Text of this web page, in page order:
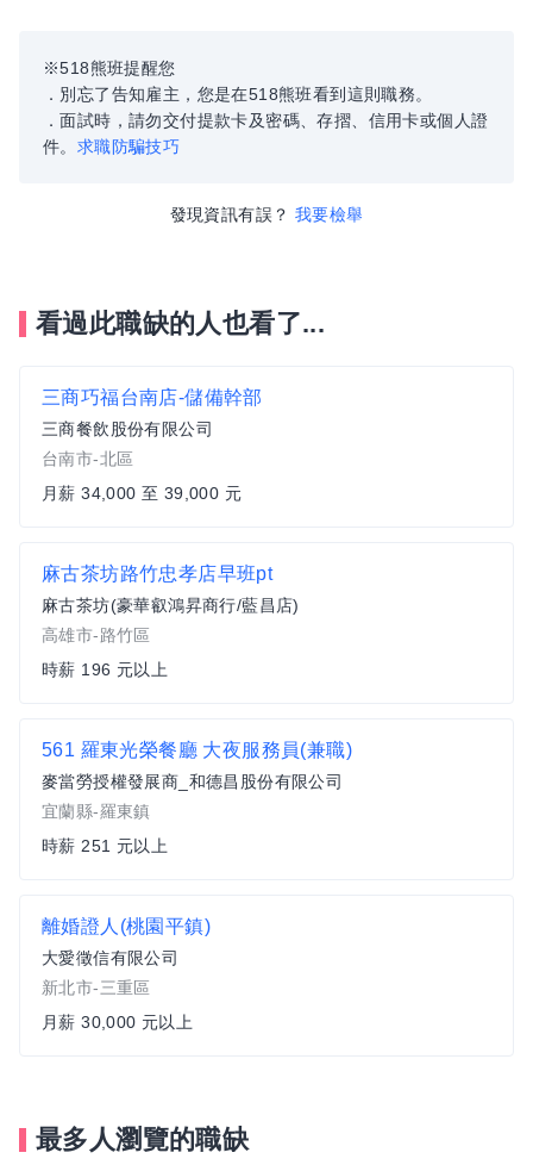
※518熊班提醒您
．別忘了告知雇主，您是在518熊班看到這則職務。
．面試時，請勿交付提款卡及密碼、存摺、信用卡或個人證
件。 求職防騙技巧
發現資訊有誤？ 我要檢舉
看過此職缺的人也看了...
三商巧福台南店-儲備幹部
三商餐飲股份有限公司
台南市-北區
月薪 34,000 至 39,000 元
麻古茶坊路竹忠孝店早班pt
麻古茶坊(豪華叡鴻昇商行/藍昌店)
高雄市-路竹區
時薪 196 元以上
561 羅東光榮餐廳 大夜服務員(兼職)
麥當勞授權發展商_和德昌股份有限公司
宜蘭縣-羅東鎮
時薪 251 元以上
離婚證人(桃園平鎮)
大愛徵信有限公司
新北市-三重區
月薪 30,000 元以上
最多人瀏覽的職缺